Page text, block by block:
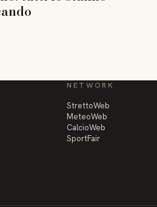
NETWORK
StrettoWeb
MeteoWeb
CalcioWeb
SportFair